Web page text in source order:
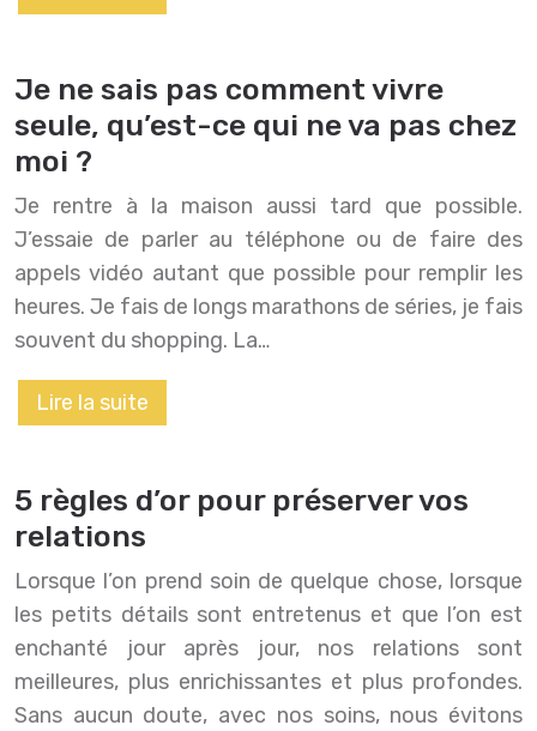
Je ne sais pas comment vivre
seule, qu’est-ce qui ne va pas chez
moi ?
Je rentre à la maison aussi tard que possible.
J’essaie de parler au téléphone ou de faire des
appels vidéo autant que possible pour remplir les
heures. Je fais de longs marathons de séries, je fais
souvent du shopping. La…
Lire la suite
5 règles d’or pour préserver vos
relations
Lorsque l’on prend soin de quelque chose, lorsque
les petits détails sont entretenus et que l’on est
enchanté jour après jour, nos relations sont
meilleures, plus enrichissantes et plus profondes.
Sans aucun doute, avec nos soins, nous évitons